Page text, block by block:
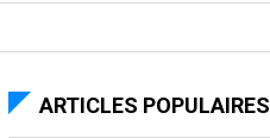
ARTICLES POPULAIRES